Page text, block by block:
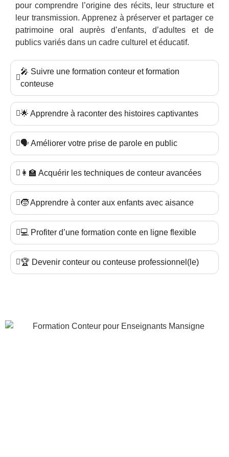
pour comprendre l’origine des récits, leur structure et
leur transmission. Apprenez à préserver et partager ce
patrimoine oral auprès d’enfants, d’adultes et de
publics variés dans un cadre culturel et éducatif.
🎤 Suivre une formation conteur et formation
conteuse
🌟 Apprendre à raconter des histoires captivantes
🗣️ Améliorer votre prise de parole en public
👩‍🏫 Acquérir les techniques de conteur avancées
🧒 Apprendre à conter aux enfants avec aisance
💻 Profiter d’une formation conte en ligne flexible
🏆 Devenir conteur ou conteuse professionnel(le)